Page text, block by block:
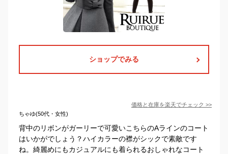
ショップでみる
価格と在庫を楽天でチェック >>
ちゃゆ(50代・女性)
背中のリボンがガーリーで可愛いこちらのAラインのコート
はいかがでしょう？ハイカラーの襟がシックで素敵です
ね。綺麗めにもカジュアルにも着られるおしゃれなコート